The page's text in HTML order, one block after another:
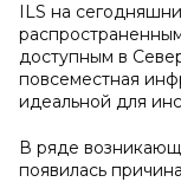
ILS на
доступным в
повсеместная
идеальной для
В ряде
появилась